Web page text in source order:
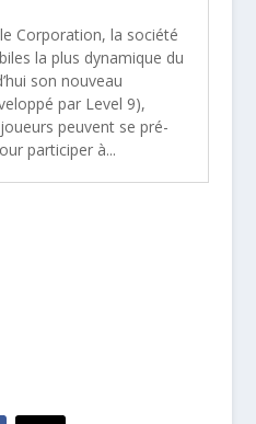
Corporation, la société
la plus dynamique du
son nouveau
par Level 9),
peuvent se pré-
participer à...